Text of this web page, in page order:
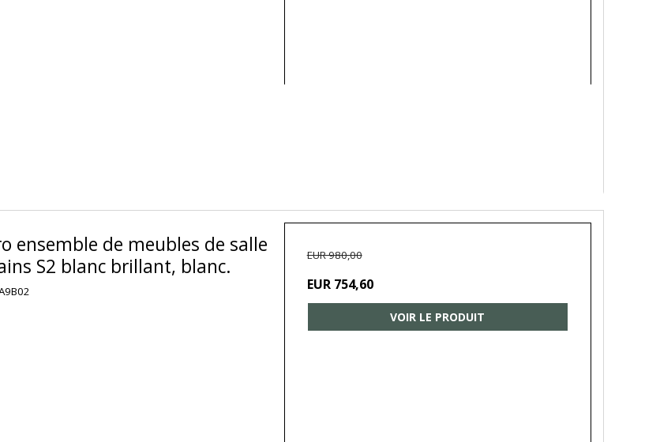
ensemble de meubles de salle
S2 blanc brillant, blanc.
EUR 980,00
EUR 754,60
VOIR LE PRODUIT